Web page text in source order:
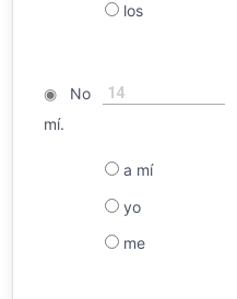
los
◉No 14
mí.
a mí
yo
me